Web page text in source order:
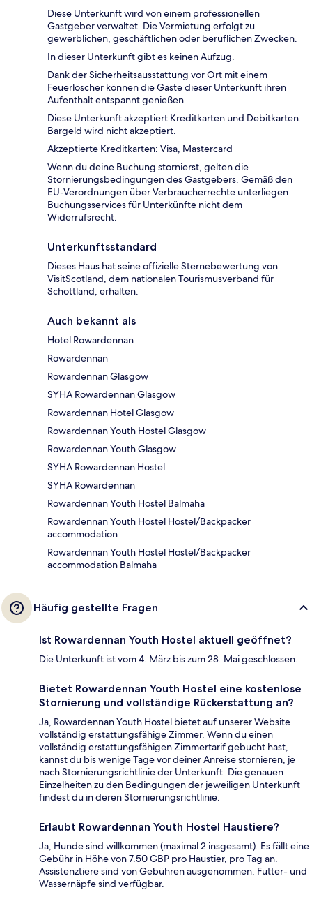
Diese Unterkunft wird von einem professionellen
Gastgeber verwaltet. Die Vermietung erfolgt zu
gewerblichen, geschäftlichen oder beruflichen Zwecken.
In dieser Unterkunft gibt es keinen Aufzug.
Dank der Sicherheitsausstattung vor Ort mit einem
Feuerlöscher können die Gäste dieser Unterkunft ihren
Aufenthalt entspannt genießen.
Diese Unterkunft akzeptiert Kreditkarten und Debitkarten.
Bargeld wird nicht akzeptiert.
Akzeptierte Kreditkarten: Visa, Mastercard
Wenn du deine Buchung stornierst, gelten die
Stornierungsbedingungen des Gastgebers. Gemäß den
EU-Verordnungen über Verbraucherrechte unterliegen
Buchungsservices für Unterkünfte nicht dem
Widerrufsrecht.
Unterkunftsstandard
Dieses Haus hat seine offizielle Sternebewertung von
VisitScotland, dem nationalen Tourismusverband für
Schottland, erhalten.
Auch bekannt als
Hotel Rowardennan
Rowardennan
Rowardennan Glasgow
SYHA Rowardennan Glasgow
Rowardennan Hotel Glasgow
Rowardennan Youth Hostel Glasgow
Rowardennan Youth Glasgow
SYHA Rowardennan Hostel
SYHA Rowardennan
Rowardennan Youth Hostel Balmaha
Rowardennan Youth Hostel Hostel/Backpacker
accommodation
Rowardennan Youth Hostel Hostel/Backpacker
accommodation Balmaha
Häufig gestellte Fragen
Ist Rowardennan Youth Hostel aktuell geöffnet?
Die Unterkunft ist vom 4. März bis zum 28. Mai geschlossen.
Bietet Rowardennan Youth Hostel eine kostenlose
Stornierung und vollständige Rückerstattung an?
Ja, Rowardennan Youth Hostel bietet auf unserer Website
vollständig erstattungsfähige Zimmer. Wenn du einen
vollständig erstattungsfähigen Zimmertarif gebucht hast,
kannst du bis wenige Tage vor deiner Anreise stornieren, je
nach Stornierungsrichtlinie der Unterkunft. Die genauen
Einzelheiten zu den Bedingungen der jeweiligen Unterkunft
findest du in deren Stornierungsrichtlinie.
Erlaubt Rowardennan Youth Hostel Haustiere?
Ja, Hunde sind willkommen (maximal 2 insgesamt). Es fällt eine
Gebühr in Höhe von 7.50 GBP pro Haustier, pro Tag an.
Assistenztiere sind von Gebühren ausgenommen. Futter- und
Wassernäpfe sind verfügbar.